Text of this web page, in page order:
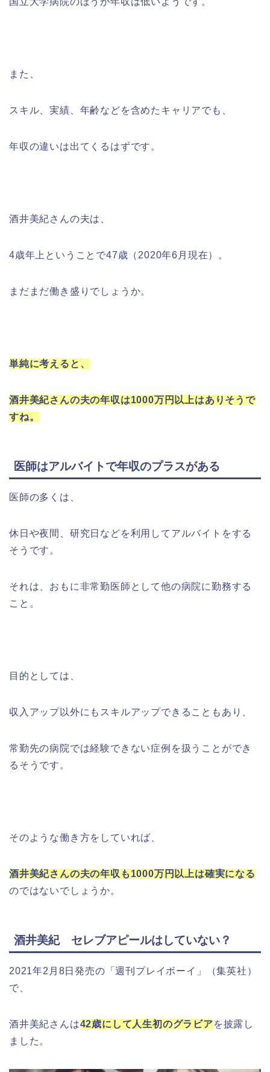
また、
スキル、実績、年齢などを含めたキャリアでも、
年収の違いは出てくるはずです。
酒井美紀さんの夫は、
4歳年上ということで47歳（2020年6月現在）。
まだまだ働き盛りでしょうか。
単純に考えると、
酒井美紀さんの夫の年収は1000万円以上はありそうで
すね。
医師はアルバイトで年収のプラスがある
医師の多くは、
休日や夜間、研究日などを利用してアルバイトをする
そうです。
それは、おもに非常勤医師として他の病院に勤務する
こと。
目的としては、
収入アップ以外にもスキルアップできることもあり、
常勤先の病院では経験できない症例を扱うことができ
るそうです。
そのような働き方をしていれば、
酒井美紀さんの夫の年収も1000万円以上は確実になる
のではないでしょうか。
酒井美紀 セレブアピールはしていない？
2021年2月8日発売の「週刊プレイボーイ」（集英社）
で、
酒井美紀さんは42歳にして人生初のグラビアを披露し
ました。